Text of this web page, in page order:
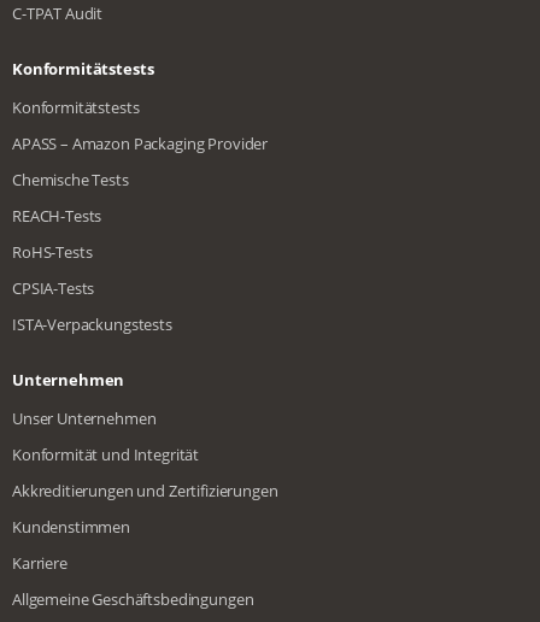
C-TPAT Audit
Konformitätstests
Konformitätstests
APASS – Amazon Packaging Provider
Chemische Tests
REACH-Tests
RoHS-Tests
CPSIA-Tests
ISTA-Verpackungstests
Unternehmen
Unser Unternehmen
Konformität und Integrität
Akkreditierungen und Zertifizierungen
Kundenstimmen
Karriere
Allgemeine Geschäftsbedingungen